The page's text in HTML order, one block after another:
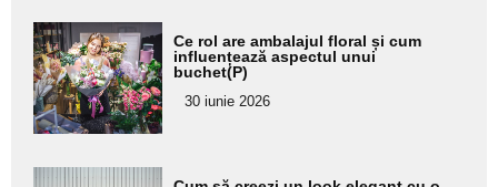
Adaugă
aici textul
pentru
subtitlu
Ce rol are ambalajul floral și cum
influențează aspectul unui
buchet(P)
30 iunie 2026
Adaugă